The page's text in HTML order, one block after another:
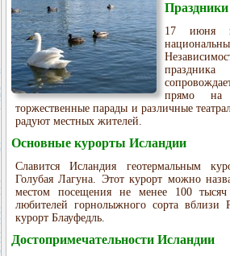
Праздники
17 июня в
прямо на
торжественные парады и различные
радуют местных жителей.
Основные курорты Исландии
Славится Исландия геотермальным
Голубая Лагуна. Этот курорт можно
местом посещения не менее 100
любителей горнолыжного сорта вблизи
курорт Блауфедль.
Достопримечательности Исландии